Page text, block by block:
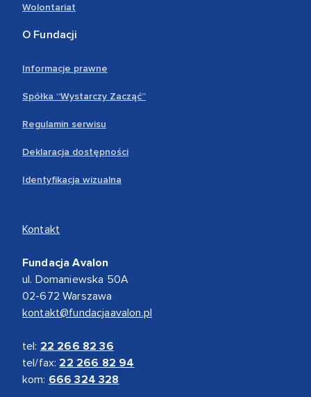
Wolontariat
O Fundacji
Informacje prawne
Spółka “Wystarczy Zacząć”
Regulamin serwisu
Deklaracja dostępności
Identyfikacja wizualna
Kontakt
Fundacja Avalon
ul. Domaniewska 50A
02-672 Warszawa
kontakt@fundacjaavalon.pl
tel: 22 266 82 36
tel/fax: 22 266 82 94
kom: 666 324 328